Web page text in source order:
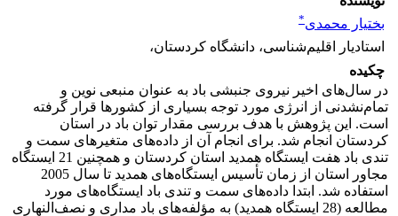
بختیار محمدی*
استادیار اقلیم‌شناسی، دانشگاه کردستان،
چکیده
در سال‌های اخیر نیروی جنبشی باد به عنوان منبعی نوین و
تمام‌نشدنی از انرژی مورد توجه بسیاری از کشورها قرار گرفته
است. این پژوهش با هدف بررسی مقدار توان باد در استان
کردستان انجام شد. برای انجام آن از داده‌های متغیرهای سمت و
تندی باد هفت ایستگاه همدید استان کردستان و همچنین 21 ایستگاه
مجاور استان از زمان تأسیس ایستگاه‌های همدید تا سال 2005
استفاده شد. ابتدا داده‌های سمت و تندی باد ایستگاه‌های مورد
مطالعه (28 ایستگاه همدید) به مؤلفه‌های باد مداری و نصف‌النهاری